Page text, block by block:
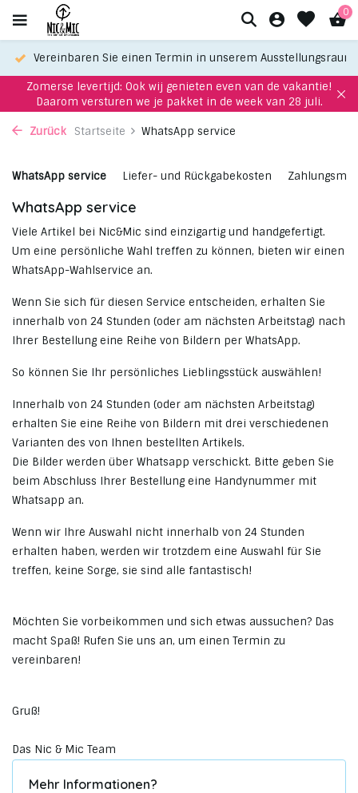
0
Vereinbaren Sie einen Termin in unserem Ausstellungsraum
Zomerse levertijd: Ook wij genieten even van de vakantie!
Daarom versturen we je pakket in de week van 28 juli.
Zurück Startseite WhatsApp service
WhatsApp service Liefer- und Rückgabekosten
WhatsApp service
Viele Artikel bei Nic&Mic sind einzigartig und handgefertigt.
Um eine persönliche Wahl treffen zu können, bieten wir einen
WhatsApp-Wahlservice an.
Wenn Sie sich für diesen Service entscheiden, erhalten Sie
innerhalb von 24 Stunden (oder am nächsten Arbeitstag) nach
Ihrer Bestellung eine Reihe von Bildern per WhatsApp.
So können Sie Ihr persönliches Lieblingsstück auswählen!
Innerhalb von 24 Stunden (oder am nächsten Arbeitstag)
erhalten Sie eine Reihe von Bildern mit drei verschiedenen
Varianten des von Ihnen bestellten Artikels.
Die Bilder werden über Whatsapp verschickt. Bitte geben Sie
beim Abschluss Ihrer Bestellung eine Handynummer mit
Whatsapp an.
Wenn wir Ihre Auswahl nicht innerhalb von 24 Stunden
erhalten haben, werden wir trotzdem eine Auswahl für Sie
treffen, keine Sorge, sie sind alle fantastisch!
Möchten Sie vorbeikommen und sich etwas aussuchen? Das
macht Spaß! Rufen Sie uns an, um einen Termin zu
vereinbaren!
Gruß!
Das Nic & Mic Team
Mehr Informationen?